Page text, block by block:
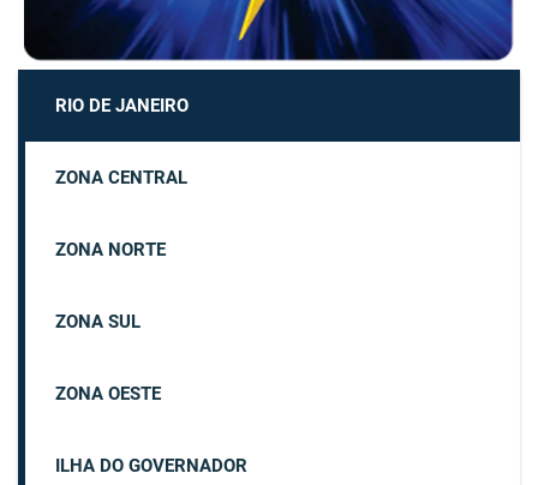
RIO DE JANEIRO
ZONA CENTRAL
ZONA NORTE
ZONA SUL
ZONA OESTE
ILHA DO GOVERNADOR